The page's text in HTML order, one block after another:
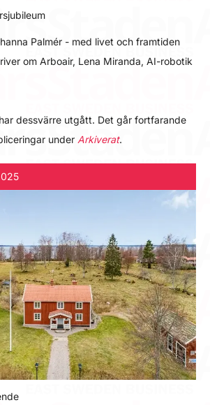
Palmér - med livet och framtiden
om Arboair, Lena Miranda, AI-robotik
dessvärre utgått. Det går fortfarande
under Arkiverat.